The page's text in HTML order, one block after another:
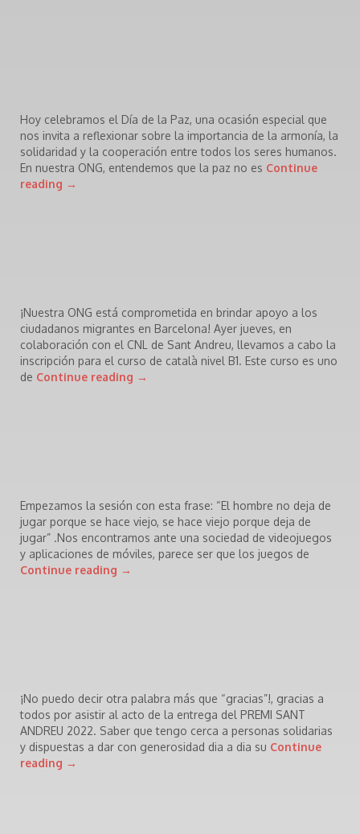
Hoy celebramos el Día de la Paz, una ocasión especial que
nos invita a reflexionar sobre la importancia de la armonía, la
solidaridad y la cooperación entre todos los seres humanos.
En nuestra ONG, entendemos que la paz no es Continue
reading →
¡Nuestra ONG está comprometida en brindar apoyo a los
ciudadanos migrantes en Barcelona! Ayer jueves, en
colaboración con el CNL de Sant Andreu, llevamos a cabo la
inscripción para el curso de català nivel B1. Este curso es uno
de Continue reading →
Empezamos la sesión con esta frase: “El hombre no deja de
jugar porque se hace viejo, se hace viejo porque deja de
jugar” .Nos encontramos ante una sociedad de videojuegos
y aplicaciones de móviles, parece ser que los juegos de
Continue reading →
¡No puedo decir otra palabra más que “gracias”!, gracias a
todos por asistir al acto de la entrega del PREMI SANT
ANDREU 2022. Saber que tengo cerca a personas solidarias
y dispuestas a dar con generosidad dia a dia su Continue
reading →